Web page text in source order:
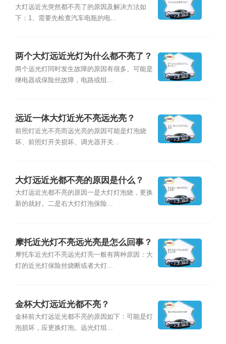
大灯远近光突然都不亮了的原因及解决方法如
下：1、需要先检查汽车电瓶的电...
两个大灯远近光灯为什么都不亮了？
两个远光灯同时发生故障的原因有很多。可能是
继电器或保险丝故障，电路或组...
远近一体大灯近光不亮远光亮？
前照灯近光不亮而远光亮的原因可能是灯泡烧
坏、前照灯开关损坏、调光器开关...
大灯远近光都不亮的原因是什么？
大灯远近光都不亮的原因一是大灯灯泡烧，更换
新的就好。二是右大灯灯泡保险...
摩托近光灯不亮远光亮是怎么回事？
摩托车近光灯不亮远光灯亮一般有两种原因：大
灯的近光灯保险丝烧断或者大灯...
金杯大灯远近光都不亮？
金杯前大灯远近光都不亮的原因如下：可能是灯
泡损坏，应更换灯泡。远光灯组...